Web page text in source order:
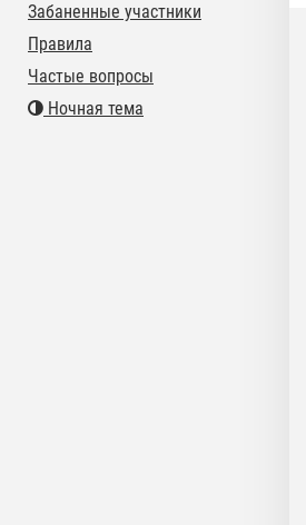
Забаненные участники
Правила
Частые вопросы
Ночная тема